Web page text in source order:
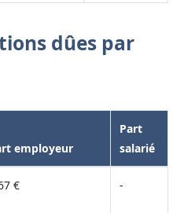
dûes par
employeur
Part
salarié
€ -